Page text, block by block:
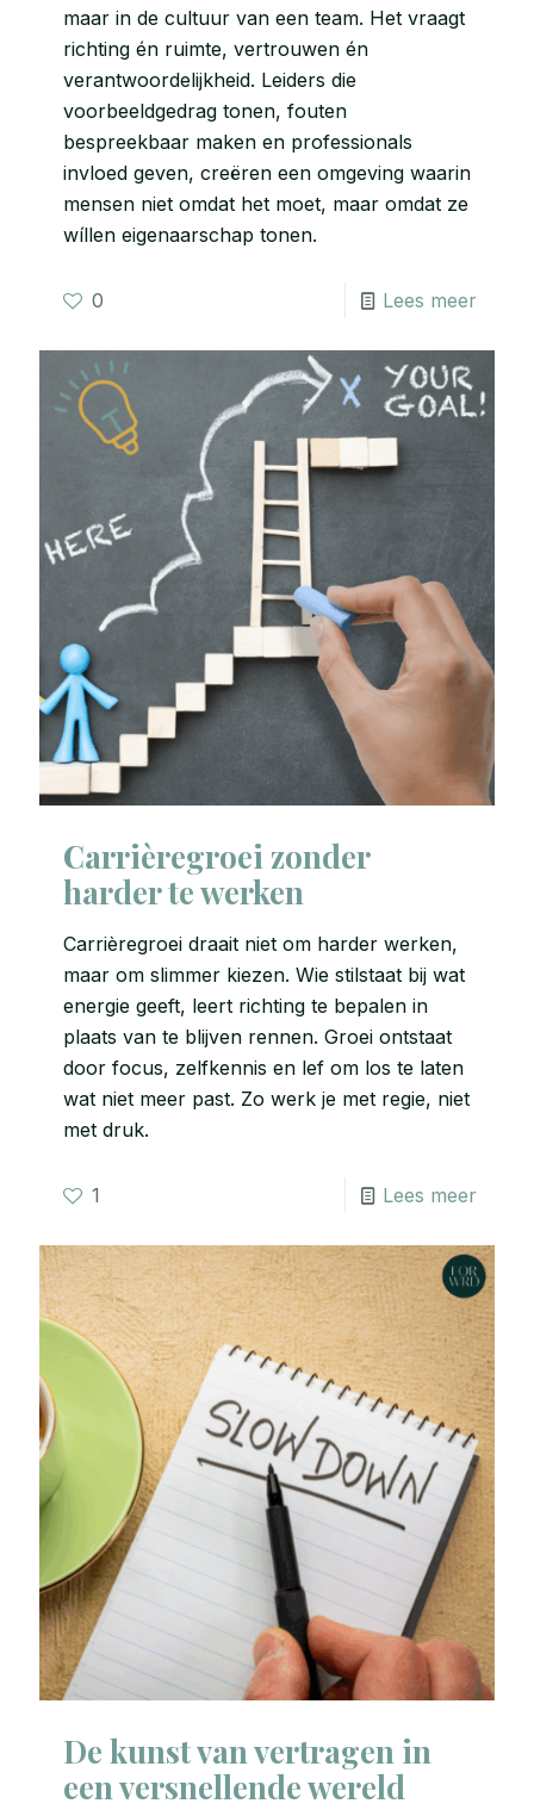
maar in de cultuur van een team. Het vraagt
richting én ruimte, vertrouwen én
verantwoordelijkheid. Leiders die
voorbeeldgedrag tonen, fouten
bespreekbaar maken en professionals
invloed geven, creëren een omgeving waarin
mensen niet omdat het moet, maar omdat ze
wíllen eigenaarschap tonen.
0 Lees meer
Carrièregroei zonder
harder te werken
Carrièregroei draait niet om harder werken,
maar om slimmer kiezen. Wie stilstaat bij wat
energie geeft, leert richting te bepalen in
plaats van te blijven rennen. Groei ontstaat
door focus, zelfkennis en lef om los te laten
wat niet meer past. Zo werk je met regie, niet
met druk.
1 Lees meer
De kunst van vertragen in
een versnellende wereld